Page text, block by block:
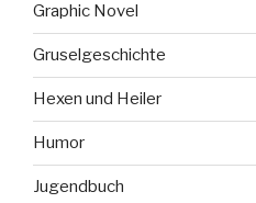
Graphic Novel
Gruselgeschichte
Hexen und Heiler
Humor
Jugendbuch